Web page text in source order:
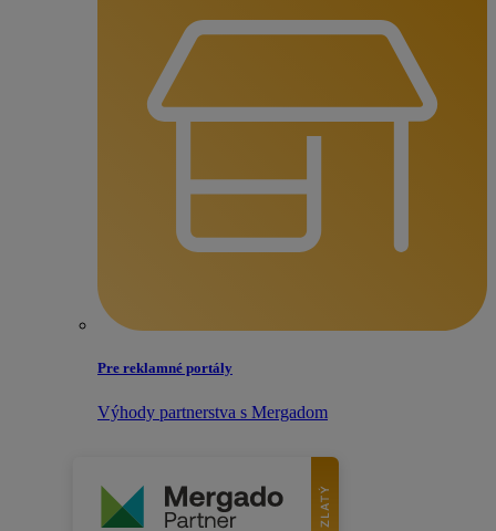
Pre reklamné portály
Výhody partnerstva s Mergadom